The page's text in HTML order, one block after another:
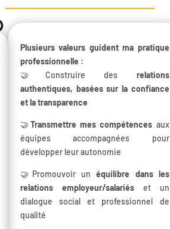
Plusieurs valeurs guident ma pratique
professionnelle :
🤝Construire des relations
authentiques, basées sur la confiance
et la transparence
🤝Transmettre mes compétences aux
équipes accompagnées pour
développer leur autonomie
🤝Promouvoir unéquilibre dans les
relations employeur/salariéset un
dialogue social et professionnel de
qualité